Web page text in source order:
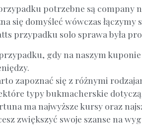
potrzebne są company
się domyśleć wówczas
przypadku solo sprawa była
gdy na naszym
zapoznać się z różnymi
typy bukmacherskie dotyczą
ma najwyższe kursy oraz
zwiększyć swoje szanse na